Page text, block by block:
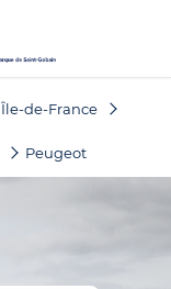
Île-de-France
Peugeot